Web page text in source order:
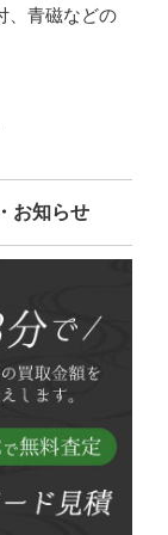
、青磁などの
お知らせ